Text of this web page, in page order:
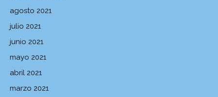
agosto 2021
julio 2021
junio 2021
mayo 2021
abril 2021
marzo 2021